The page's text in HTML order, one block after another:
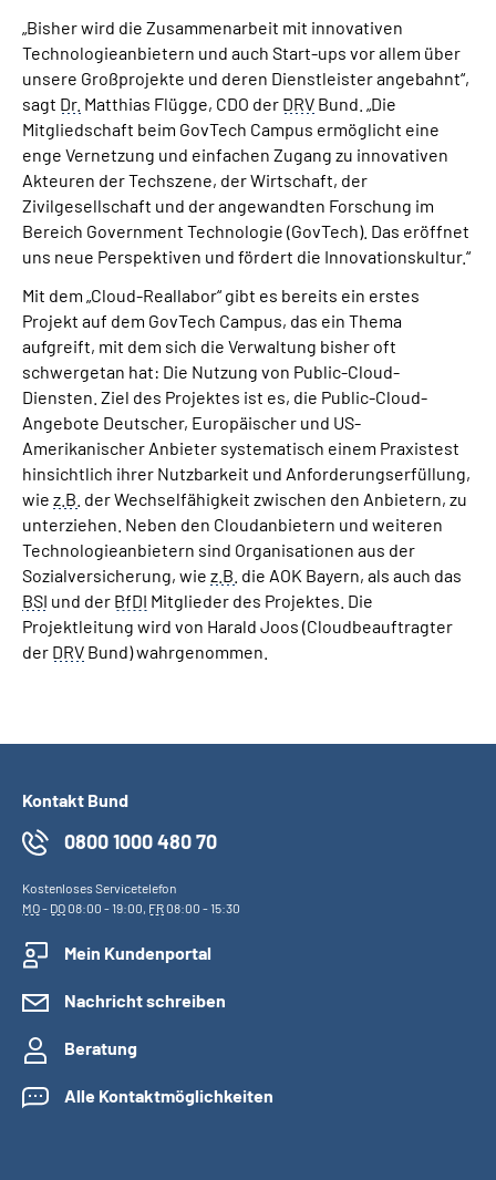
„Bisher wird die Zusammenarbeit mit innovativen
Technologieanbietern und auch Start-ups vor allem über
unsere Großprojekte und deren Dienstleister angebahnt“,
sagt Dr. Matthias Flügge, CDO der DRV Bund. „Die
Mitgliedschaft beim GovTech Campus ermöglicht eine
enge Vernetzung und einfachen Zugang zu innovativen
Akteuren der Techszene, der Wirtschaft, der
Zivilgesellschaft und der angewandten Forschung im
Bereich Government Technologie (GovTech). Das eröffnet
uns neue Perspektiven und fördert die Innovationskultur.“
Mit dem „Cloud-Reallabor“ gibt es bereits ein erstes
Projekt auf dem GovTech Campus, das ein Thema
aufgreift, mit dem sich die Verwaltung bisher oft
schwergetan hat: Die Nutzung von Public-Cloud-
Diensten. Ziel des Projektes ist es, die Public-Cloud-
Angebote Deutscher, Europäischer und US-
Amerikanischer Anbieter systematisch einem Praxistest
hinsichtlich ihrer Nutzbarkeit und Anforderungserfüllung,
wie z.B. der Wechselfähigkeit zwischen den Anbietern, zu
unterziehen. Neben den Cloudanbietern und weiteren
Technologieanbietern sind Organisationen aus der
Sozialversicherung, wie z.B. die AOK Bayern, als auch das
BSI und der BfDI Mitglieder des Projektes. Die
Projektleitung wird von Harald Joos (Cloudbeauftragter
der DRV Bund) wahrgenommen.
Kontakt Bund
0800 1000 480 70
Kostenloses Servicetelefon
MO- DO08:00 - 19:00, FR08:00 - 15:30
Mein Kundenportal
Nachricht schreiben
Beratung
Alle Kontaktmöglichkeiten